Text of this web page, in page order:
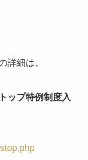
詳細は、
ップ特例制度入